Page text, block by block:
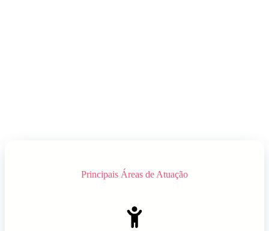
Principais Áreas de Atuação